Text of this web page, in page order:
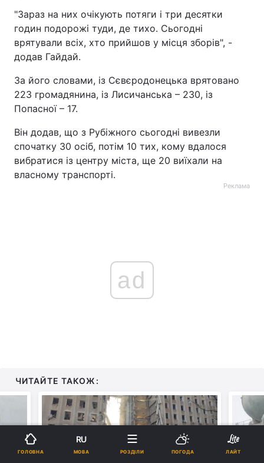
"Зараз на них очікують потяги і три десятки
годин подорожі туди, де тихо. Сьогодні
врятували всіх, хто прийшов у місця зборів", -
додав Гайдай.
За його словами, із Сєвєродонецька врятовано
223 громадянина, із Лисичанська – 230, із
Попасної – 17.
Він додав, що з Рубіжного сьогодні вивезли
спочатку 30 осіб, потім 10 тих, кому вдалося
вибратися із центру міста, ще 20 виїхали на
власному транспорті.
Реклама
ad
ЧИТАЙТЕ ТАКОЖ:
ГОЛОВНА
RU
МОВА РОЗДІЛИ ПОГОДА ЛАЙТ